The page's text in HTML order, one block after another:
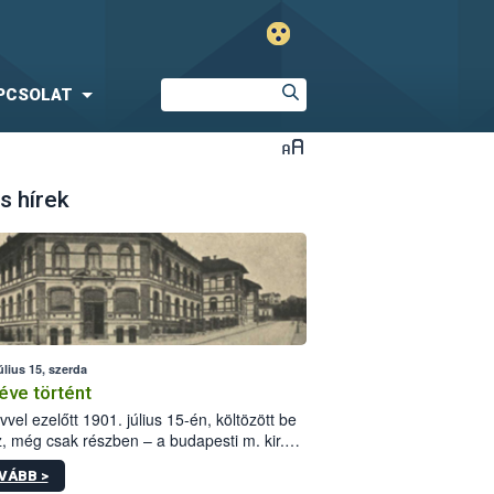
hírek
15, szerda
történt
ezelőtt 1901. július 15-én, költözött be
még csak részben – a budapesti m. kir.
állomás a Kis Rókus utca
alatti, Czigler Győző által tervezett új
>